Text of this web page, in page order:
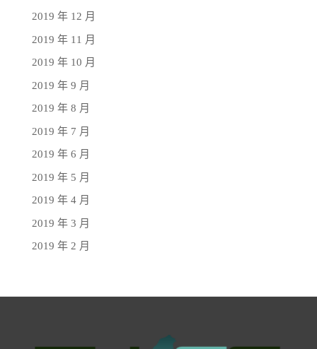
2019 年 12 月
2019 年 11 月
2019 年 10 月
2019 年 9 月
2019 年 8 月
2019 年 7 月
2019 年 6 月
2019 年 5 月
2019 年 4 月
2019 年 3 月
2019 年 2 月